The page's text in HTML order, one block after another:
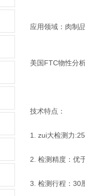
应用领域：肉制
美国FTC物性分
技术特点：
1. zui大检测力
2. 检测精度：优
3. 检测行程：30